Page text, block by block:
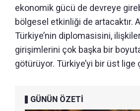
ekonomik gücü de devreye
bölgesel etkinliği de artacaktır.
Türkiye’nin diplomasisini,
girişimlerini çok başka bir
götürüyor. Türkiye’yi bir üst lige
GÜNÜN ÖZETİ